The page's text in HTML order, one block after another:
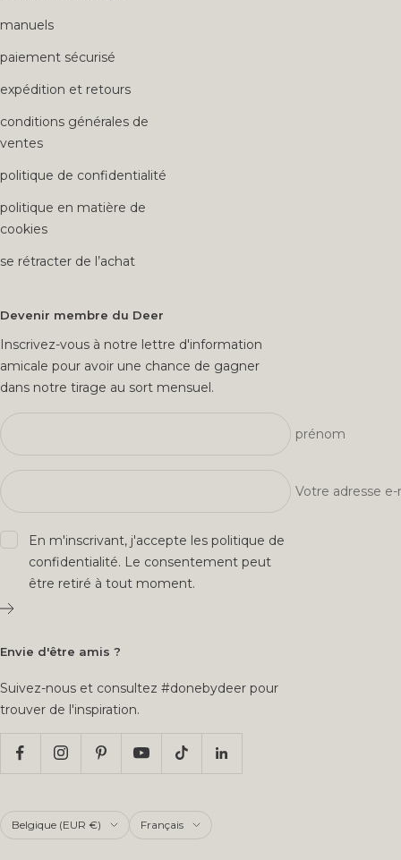
manuels
paiement sécurisé
expédition et retours
conditions générales de
ventes
politique de confidentialité
politique en matière de
cookies
se rétracter de l’achat
Devenir membre du Deer
Inscrivez-vous à notre lettre d'information
amicale pour avoir une chance de gagner
dans notre tirage au sort mensuel.
prénom
Votre adresse e-
En m'inscrivant, j'accepte les politique de
confidentialité. Le consentement peut
être retiré à tout moment.
Envie d'être amis ?
Suivez-nous et consultez #donebydeer pour
trouver de l'inspiration.
Pays/région Belgique (EUR €) Langue
Français